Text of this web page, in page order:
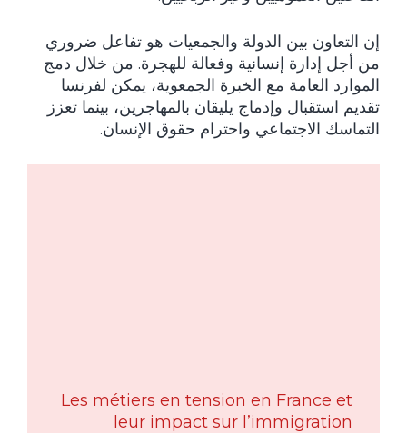
إن التعاون بين الدولة والجمعيات هو تفاعل ضروري
من أجل إدارة إنسانية وفعالة للهجرة. من خلال دمج
الموارد العامة مع الخبرة الجمعوية، يمكن لفرنسا
تقديم استقبال وإدماج يليقان بالمهاجرين، بينما تعزز
التماسك الاجتماعي واحترام حقوق الإنسان.
Les métiers en tension en France et
leur impact sur l’immigration